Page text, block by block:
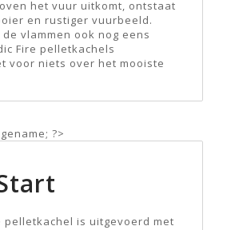
het vuur uitkomt, ontstaat
en rustiger vuurbeeld.
vlammen ook nog eens
Fire pelletkachels
voor niets over het mooiste
pelletkachel is uitgevoerd met